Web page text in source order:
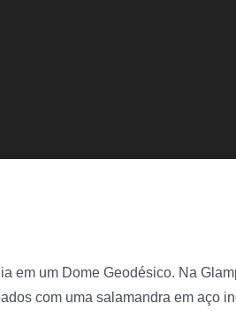
em um Dome Geodésico. Na
com uma salamandra em aço